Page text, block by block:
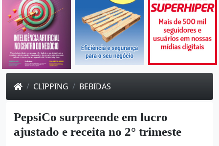
CLIPPING BEBIDAS
PepsiCo surpreende em lucro
ajustado e receita no 2° trimeste